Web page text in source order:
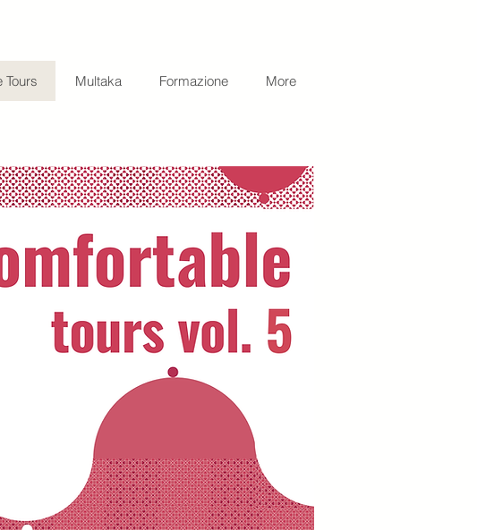
Tours Multaka Formazione More